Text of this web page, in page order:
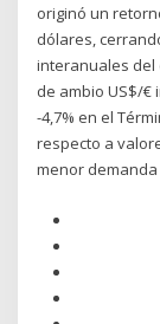
originó un
dólares,
interanuales del
de ambio US$/€
-4,7% en el
respecto a
menor